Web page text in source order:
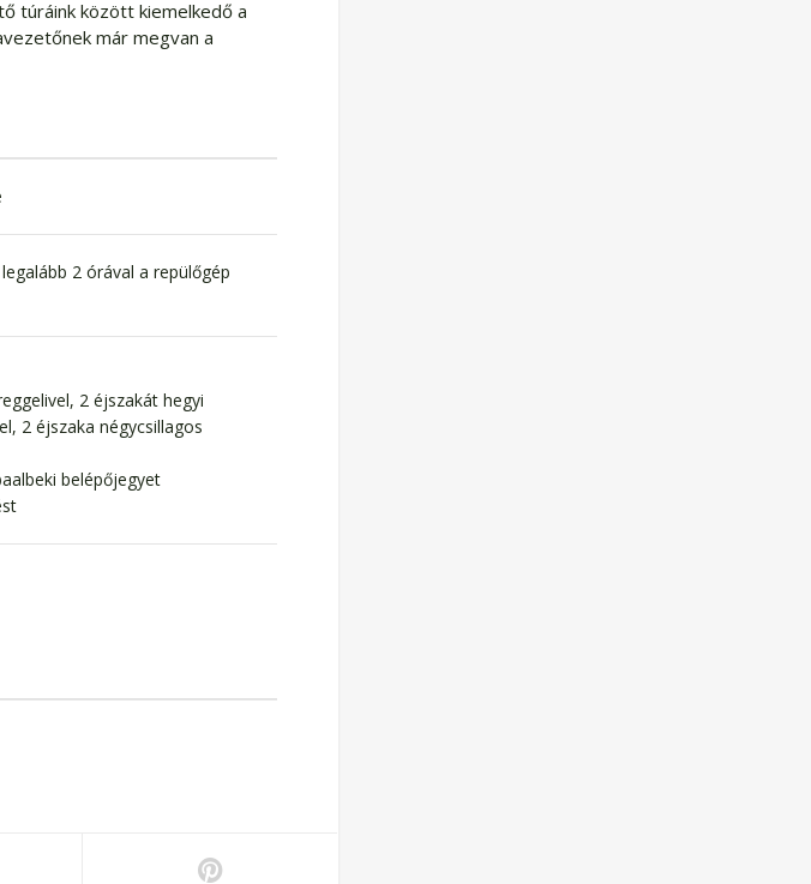
túráink között kiemelkedő a
már megvan a
2 órával a repülőgép
2 éjszakát hegyi
2 éjszaka négycsillagos
belépőjegyet